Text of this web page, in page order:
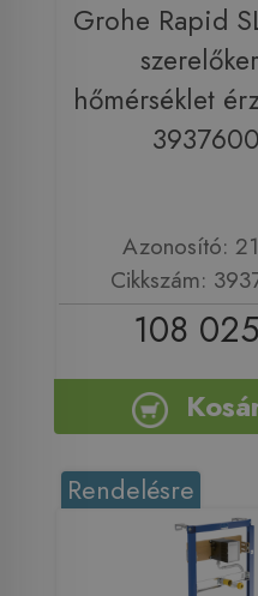
Grohe Rapid
hőmérséklet
Azonosító:
Cikkszám:
108
Rendelésre